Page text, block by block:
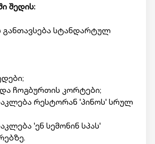
შედის:
განთავსება სტანდარტულ
ჩოგბურთის კორტები;
რესტორან 'პინოს' სრულ
'ენ სემონინ სპას'